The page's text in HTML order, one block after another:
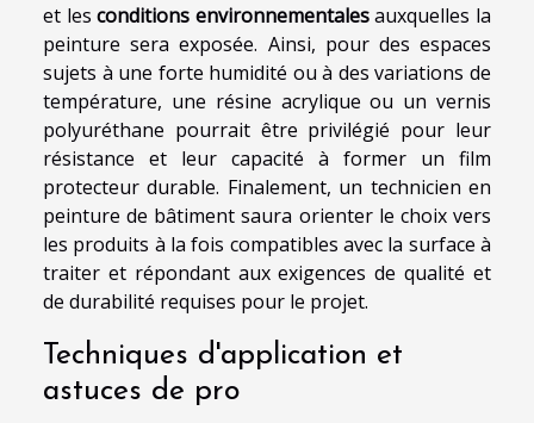
et lesconditions environnementalesauxquelles la
peinture sera exposée. Ainsi, pour des espaces
sujets à une forte humidité ou à des variations de
température, une résine acrylique ou un vernis
polyuréthane pourrait être privilégié pour leur
résistance et leur capacité à former un film
protecteur durable. Finalement, un technicien en
peinture de bâtiment saura orienter le choix vers
les produits à la fois compatibles avec la surface à
traiter et répondant aux exigences de qualité et
de durabilité requises pour le projet.
Techniques d'application et
astuces de pro